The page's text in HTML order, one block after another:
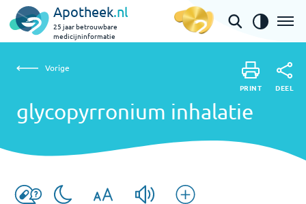
Apotheek.nl
25 jaar betrouwbare
medicijninformatie
glycopyrronium inhalatie
Vorige
glycopyrronium inhalatie
PRINT DEEL